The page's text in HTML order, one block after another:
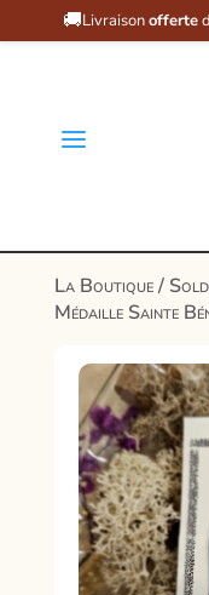
🚚Livraisonofferte
a
La Boutique/
Médaille Sainte